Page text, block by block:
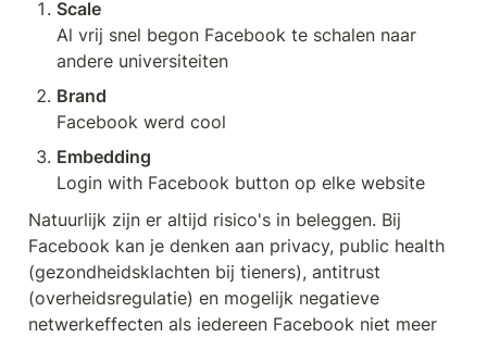
Scale
Al vrij snel begon Facebook te schalen naar
andere universiteiten
Brand
Facebook werd cool
Embedding
Login with Facebook button op elke website
Natuurlijk zijn er altijd risico's in beleggen. Bij
Facebook kan je denken aan privacy, public health
(gezondheidsklachten bij tieners), antitrust
(overheidsregulatie) en mogelijk negatieve
netwerkeffecten als iedereen Facebook niet meer